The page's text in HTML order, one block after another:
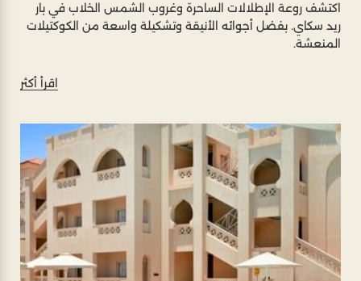
اكتشف روعة الإطلالات الساحرة وغروب الشمس الخلاب في بار
ريد سكاي. بفضل أجوائه الأنيقة وتشكيلة واسعة من الكوكتيلات
المنعشة.
اقرأ أكثر